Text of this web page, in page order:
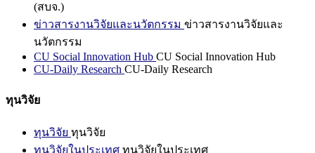
(สบจ.)
ข่าวสารงานวิจัยและนวัตกรรม ข่าวสารงานวิจัยและ
นวัตกรรม
CU Social Innovation Hub CU Social Innovation Hub
CU-Daily Research CU-Daily Research
ทุนวิจัย
ทุนวิจัย ทุนวิจัย
ทุนวิจัยในประเทศ ทุนวิจัยในประเทศ